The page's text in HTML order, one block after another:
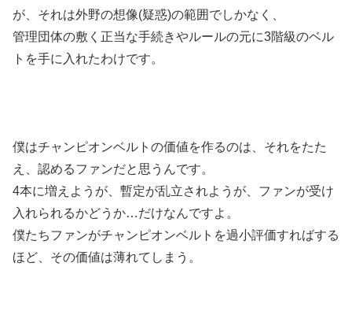
が、それは外野の想像(疑惑)の範囲でしかなく、
管理団体の敷く正当な手続きやルールの元に3階級のベル
トを手に入れたわけです。
僕はチャンピオンベルトの価値を作るのは、それをたた
え、認めるファンだと思うんです。
4本に増えようが、暫定が乱立されようが、ファンが受け
入れられるかどうか…だけなんですよ。
僕たちファンがチャンピオンベルトを過小評価すればする
ほど、その価値は薄れてしまう。